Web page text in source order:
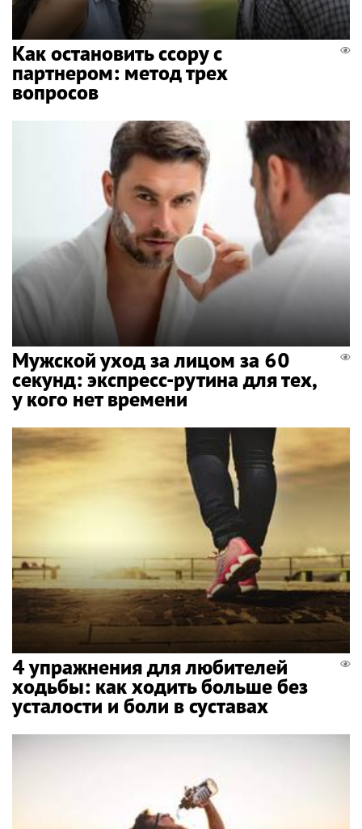
Как остановить ссору с
партнером: метод трех
вопросов
Мужской уход за лицом за 60
секунд: экспресс-рутина для тех,
у кого нет времени
4 упражнения для любителей
ходьбы: как ходить больше без
усталости и боли в суставах